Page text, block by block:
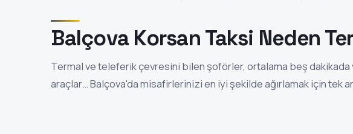
Balçova Korsan Taksi Neden
Termal ve teleferik çevresini bilen şoförler, ortalama beş dakikada
araçlar… Balçova'da misafirlerinizi en iyi şekilde ağırlamak için tek